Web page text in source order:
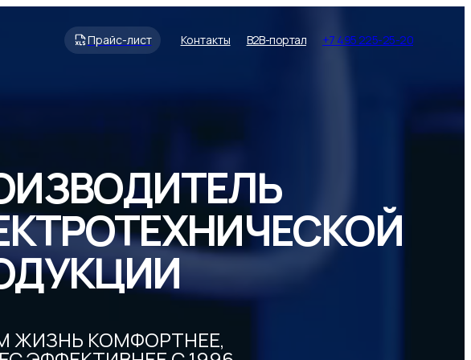
Прайс-лист Контакты B2B-портал +7 495 225-25-20
ЖИЗНЬ КОМФОРТНЕЕ,